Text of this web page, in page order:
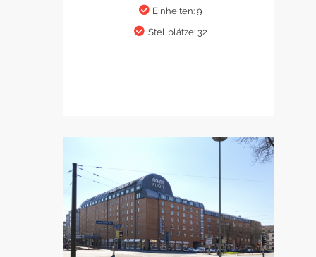
Einheiten: 9
Stellplätze: 32